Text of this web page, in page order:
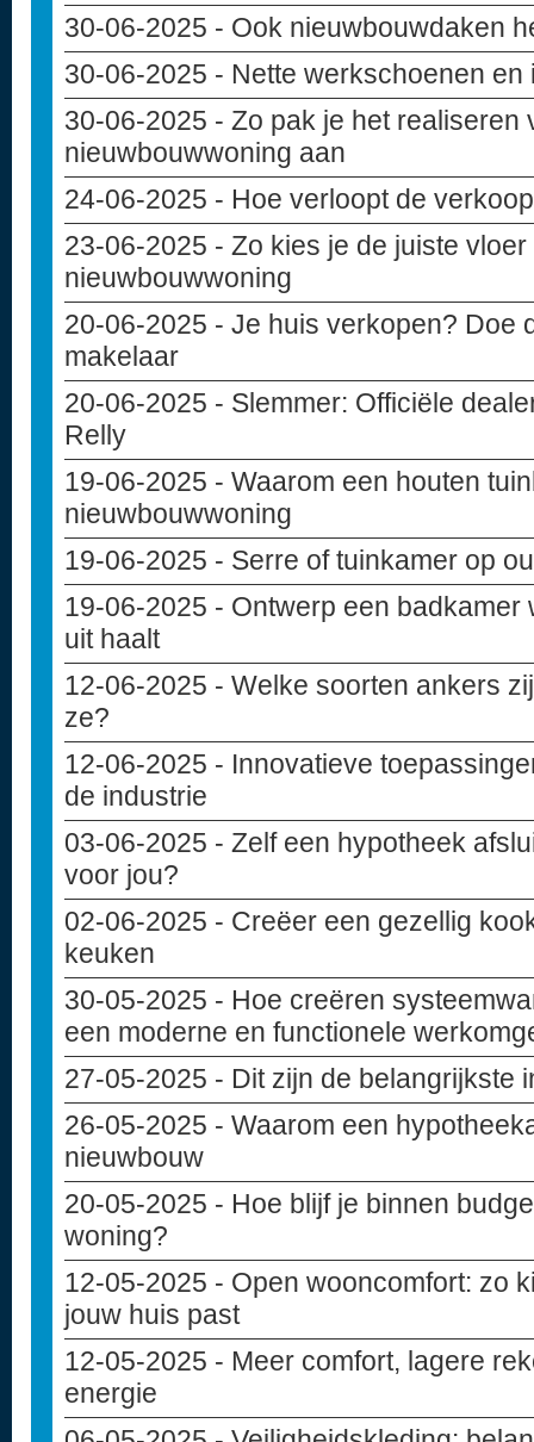
30-06-2025 - Ook nieuwbouwdaken
30-06-2025 - Nette werkschoenen
30-06-2025 - Zo pak je het realiseren
nieuwbouwwoning aan
24-06-2025 - Hoe verloopt de
23-06-2025 - Zo kies je de juiste
nieuwbouwwoning
20-06-2025 - Je huis verkopen? Doe
makelaar
20-06-2025 - Slemmer: Officiële
Relly
19-06-2025 - Waarom een houten
nieuwbouwwoning
19-06-2025 - Serre of tuinkamer op
19-06-2025 - Ontwerp een badkamer
uit haalt
12-06-2025 - Welke soorten ankers
ze?
12-06-2025 - Innovatieve
de industrie
03-06-2025 - Zelf een hypotheek
voor jou?
02-06-2025 - Creëer een gezellig
keuken
30-05-2025 - Hoe creëren
een moderne en functionele
27-05-2025 - Dit zijn de belangrijkste
26-05-2025 - Waarom een
nieuwbouw
20-05-2025 - Hoe blijf je binnen
woning?
12-05-2025 - Open wooncomfort: zo
jouw huis past
12-05-2025 - Meer comfort, lagere
energie